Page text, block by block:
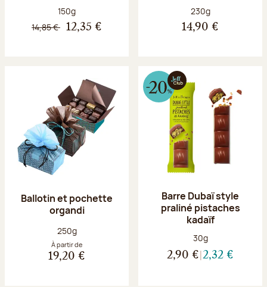
Poids net :
150g
14,85 € 12,35 €
Poids net :
230g
14,90 €
Ballotin et pochette
organdi
Poids net :
250g
À partir de
19,20 €
Barre Dubaï style
praliné pistaches
kadaïf
Poids net :
30g
2,90 € 2,32 €